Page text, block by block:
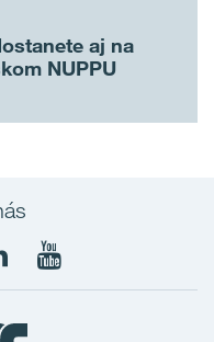
aj na
NUPPU
YouTube